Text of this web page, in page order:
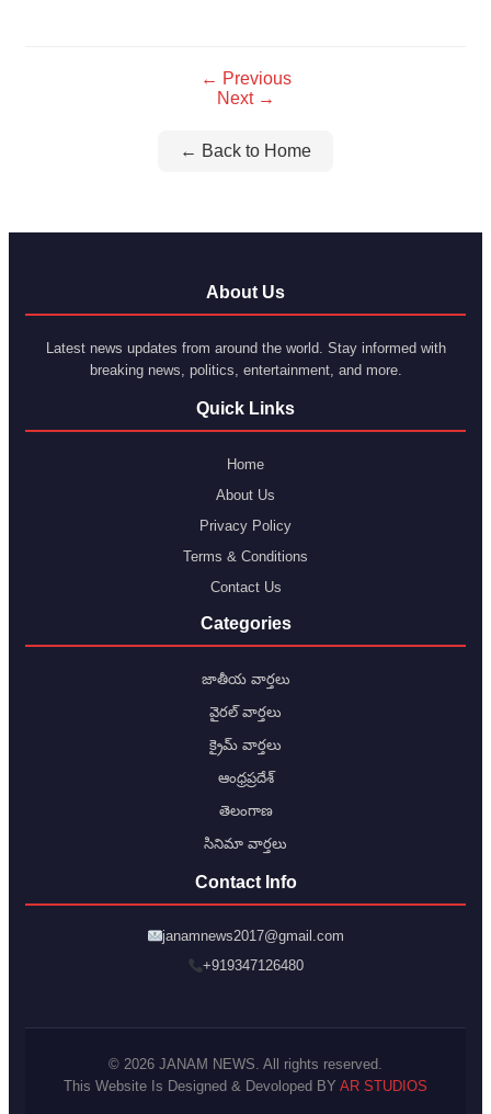
← Previous
Next →
← Back to Home
About Us
Latest news updates from around the world. Stay informed with
breaking news, politics, entertainment, and more.
Quick Links
Home
About Us
Privacy Policy
Terms & Conditions
Contact Us
Categories
జాతీయ వార్తలు
వైరల్ వార్తలు
క్రైమ్ వార్తలు
ఆంధ్రప్రదేశ్
తెలంగాణ
సినిమా వార్తలు
Contact Info
janamnews2017@gmail.com
+919347126480
© 2026 JANAM NEWS. All rights reserved.
This Website Is Designed & Devoloped BY AR STUDIOS